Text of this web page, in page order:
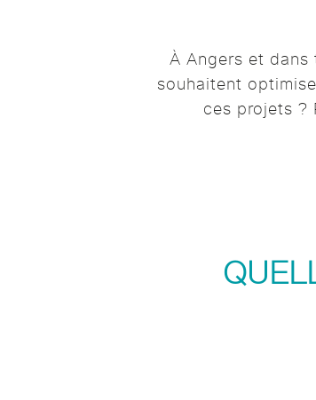
À Angers et
souhaitent
ces projets ?